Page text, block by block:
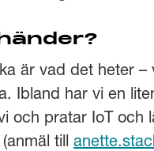
är vad det heter
Ibland har vi en
och pratar IoT och
till